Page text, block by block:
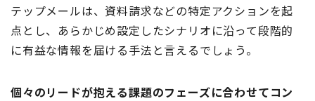
テップメールは、資料請求などの特定アクションを起
点とし、あらかじめ設定したシナリオに沿って段階的
に有益な情報を届ける手法と言えるでしょう。
個々のリードが抱える課題のフェーズに合わせてコン